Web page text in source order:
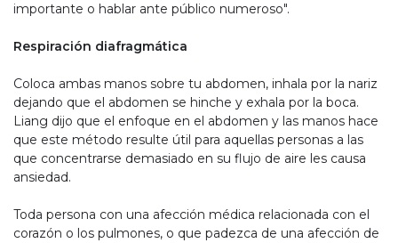
importante o hablar ante público numeroso".
Respiración diafragmática
Coloca ambas manos sobre tu abdomen, inhala por la nariz
dejando que el abdomen se hinche y exhala por la boca.
Liang dijo que el enfoque en el abdomen y las manos hace
que este método resulte útil para aquellas personas a las
que concentrarse demasiado en su flujo de aire les causa
ansiedad.
Toda persona con una afección médica relacionada con el
corazón o los pulmones, o que padezca de una afección de